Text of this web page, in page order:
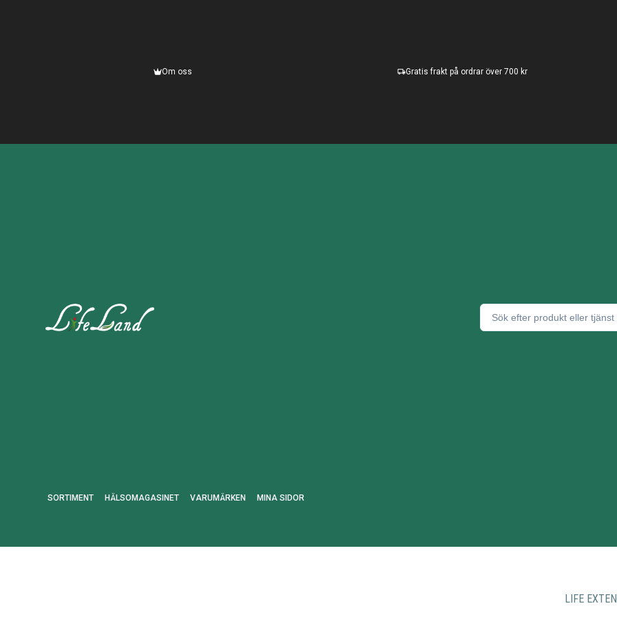
Om oss Gratis frakt på ordrar över 700 kr
SORTIMENT HÄLSOMAGASINET VARUMÄRKEN MINA SIDOR
LIFE